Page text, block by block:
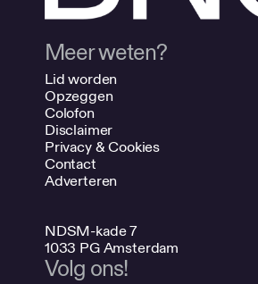
Meer weten?
Lid worden
Opzeggen
Colofon
Disclaimer
Privacy & Cookies
Contact
Adverteren
NDSM-kade 7
1033 PG Amsterdam
Volg ons!